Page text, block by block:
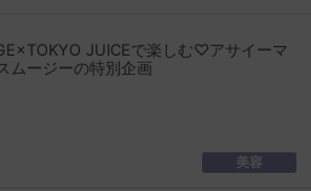
JUICEで楽しむ♡アサイーマ
ムージーの特別企画
美容